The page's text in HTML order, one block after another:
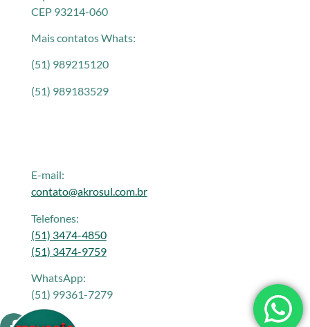
CEP 93214-060
Mais contatos Whats:
(51) 989215120
(51) 989183529
E-mail:
contato@akrosul.com.br
Telefones:
(51) 3474-4850
(51) 3474-9759
WhatsApp:
(51) 99361-7279